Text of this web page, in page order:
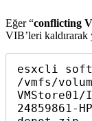
Eğer “conflicting
VIB’leri
esxcli
/vmfs/
VMStore01/
24859861-